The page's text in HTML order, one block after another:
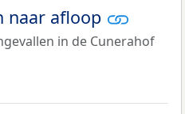
naar afloop
in de Cunerahof